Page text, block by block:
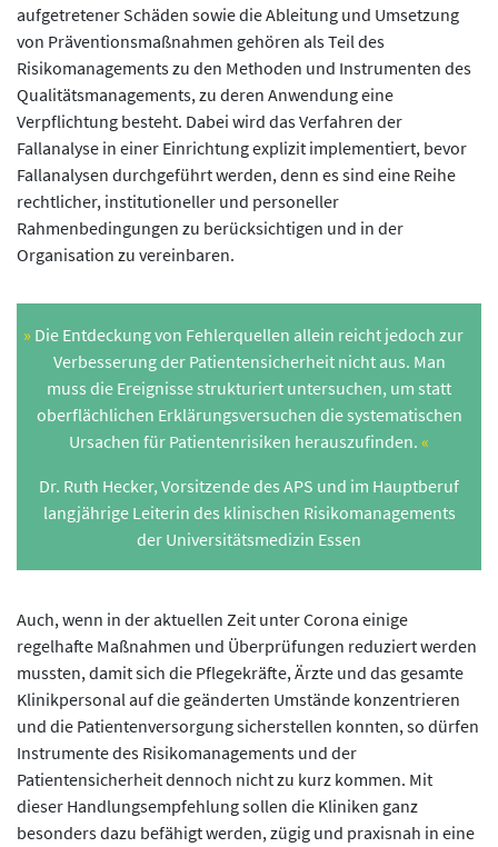
aufgetretener Schäden sowie die Ableitung und Umsetzung
von Präventionsmaßnahmen gehören als Teil des
Risikomanagements zu den Methoden und Instrumenten des
Qualitätsmanagements, zu deren Anwendung eine
Verpflichtung besteht. Dabei wird das Verfahren der
Fallanalyse in einer Einrichtung explizit implementiert, bevor
Fallanalysen durchgeführt werden, denn es sind eine Reihe
rechtlicher, institutioneller und personeller
Rahmenbedingungen zu berücksichtigen und in der
Organisation zu vereinbaren.
Die Entdeckung von Fehlerquellen allein reicht jedoch zur
Verbesserung der Patientensicherheit nicht aus. Man
muss die Ereignisse strukturiert untersuchen, um statt
oberflächlichen Erklärungsversuchen die systematischen
Ursachen für Patientenrisiken herauszufinden.
Dr. Ruth Hecker, Vorsitzende des APS und im Hauptberuf
langjährige Leiterin des klinischen Risikomanagements
der Universitätsmedizin Essen
Auch, wenn in der aktuellen Zeit unter Corona einige
regelhafte Maßnahmen und Überprüfungen reduziert werden
mussten, damit sich die Pflegekräfte, Ärzte und das gesamte
Klinikpersonal auf die geänderten Umstände konzentrieren
und die Patientenversorgung sicherstellen konnten, so dürfen
Instrumente des Risikomanagements und der
Patientensicherheit dennoch nicht zu kurz kommen. Mit
dieser Handlungsempfehlung sollen die Kliniken ganz
besonders dazu befähigt werden, zügig und praxisnah in eine